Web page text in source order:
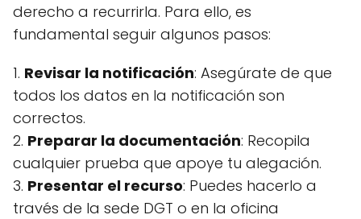
derecho a recurrirla. Para ello, es
fundamental seguir algunos pasos:
1. Revisar la notificación: Asegúrate de que
todos los datos en la notificación son
correctos.
2. Preparar la documentación: Recopila
cualquier prueba que apoye tu alegación.
3. Presentar el recurso: Puedes hacerlo a
través de la sede DGT o en la oficina